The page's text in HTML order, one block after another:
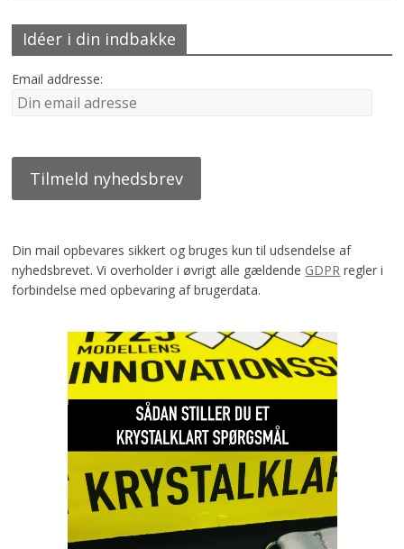
Idéer i din indbakke
Email addresse:
Din mail opbevares sikkert og bruges kun til udsendelse af
nyhedsbrevet. Vi overholder i øvrigt alle gældende GDPR regler i
forbindelse med opbevaring af brugerdata.